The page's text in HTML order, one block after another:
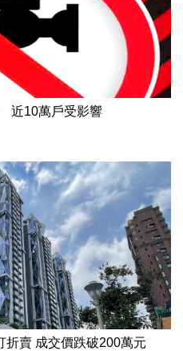
近10萬戶受影響
折賣 成交價跌破200萬元